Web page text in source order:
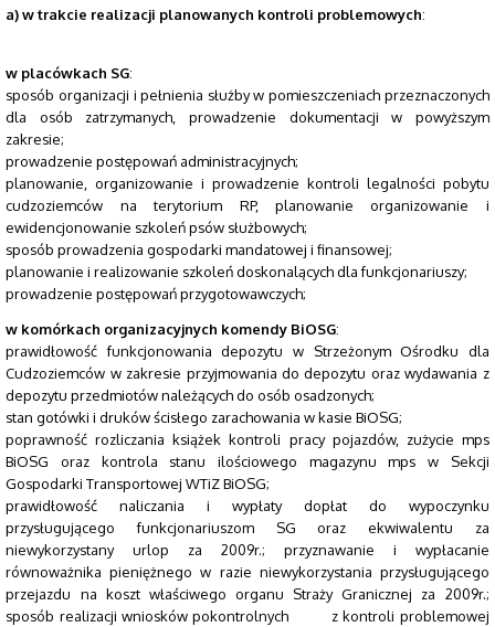
a) w trakcie realizacji planowanych kontroli problemowych:
w placówkach SG:
sposób organizacji i pełnienia służby w pomieszczeniach przeznaczonych
dla osób zatrzymanych, prowadzenie dokumentacji w powyższym
zakresie;
prowadzenie postępowań administracyjnych;
planowanie, organizowanie i prowadzenie kontroli legalności pobytu
cudzoziemców na terytorium RP, planowanie organizowanie i
ewidencjonowanie szkoleń psów służbowych;
sposób prowadzenia gospodarki mandatowej i finansowej;
planowanie i realizowanie szkoleń doskonalących dla funkcjonariuszy;
prowadzenie postępowań przygotowawczych;
w komórkach organizacyjnych komendy BiOSG:
prawidłowość funkcjonowania depozytu w Strzeżonym Ośrodku dla
Cudzoziemców w zakresie przyjmowania do depozytu oraz wydawania z
depozytu przedmiotów należących do osób osadzonych;
stan gotówki i druków ścisłego zarachowania w kasie BiOSG;
poprawność rozliczania książek kontroli pracy pojazdów, zużycie mps
BiOSG oraz kontrola stanu ilościowego magazynu mps w Sekcji
Gospodarki Transportowej WTiZ BiOSG;
prawidłowość naliczania i wypłaty dopłat do wypoczynku
przysługującego funkcjonariuszom SG oraz ekwiwalentu za
niewykorzystany urlop za 2009r.; przyznawanie i wypłacanie
równoważnika pieniężnego w razie niewykorzystania przysługującego
przejazdu na koszt właściwego organu Straży Granicznej za 2009r.;
sposób realizacji wniosków pokontrolnych z kontroli problemowej